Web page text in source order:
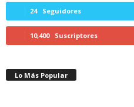
24 Seguidores
10,400 Suscriptores
Lo Más Popular